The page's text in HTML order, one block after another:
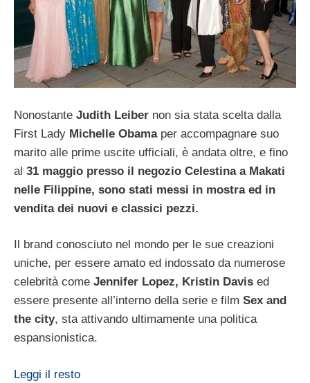
Nonostante Judith Leiber non sia stata scelta dalla
First Lady Michelle Obamaper accompagnare suo
marito alle prime uscite ufficiali, è andata oltre, e fino
al 31 maggio presso il negozio Celestina a Makati
nelle Filippine, sono stati messi in mostra ed in
vendita dei nuovi e classici pezzi.
Il brand conosciuto nel mondo per le sue creazioni
uniche, per essere amato ed indossato da numerose
celebrità come Jennifer Lopez, Kristin Davis ed
essere presente all’interno della serie e film Sex and
the city, sta attivando ultimamente una politica
espansionistica.
Leggi il resto